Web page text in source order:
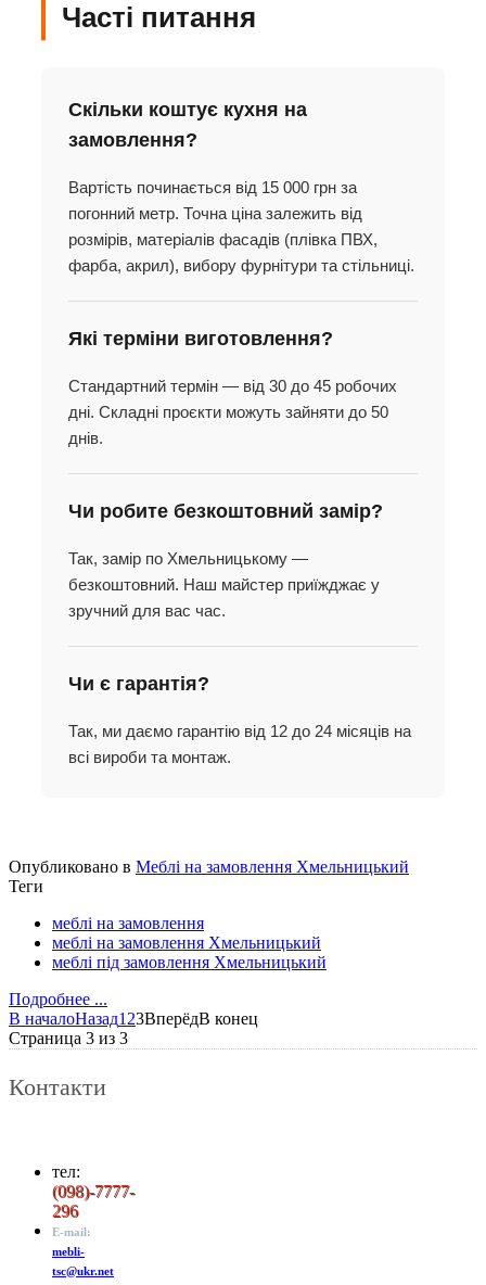
Часті питання
Скільки коштує кухня на
замовлення?
Вартість починається від 15 000 грн за
погонний метр. Точна ціна залежить від
розмірів, матеріалів фасадів (плівка ПВХ,
фарба, акрил), вибору фурнітури та стільниці.
Які терміни виготовлення?
Стандартний термін — від 30 до 45 робочих
дні. Складні проєкти можуть зайняти до 50
днів.
Чи робите безкоштовний замір?
Так, замір по Хмельницькому —
безкоштовний. Наш майстер приїжджає у
зручний для вас час.
Чи є гарантія?
Так, ми даємо гарантію від 12 до 24 місяців на
всі вироби та монтаж.
Опубликовано в Меблі на замовлення Хмельницький
Теги
меблі на замовлення
меблі на замовлення Хмельницький
меблі під замовлення Хмельницький
Подробнее ...
В началоНазад1 23ВперёдВ конец
Страница 3 из 3
Контакти
тел:
(098)-7777-
296
E-mail:
mebli-
tsc@ukr.net